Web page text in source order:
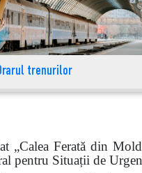
trenurilor
„Calea Ferată din
pentru Situații de